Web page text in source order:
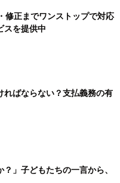
修正までワンストップで対応
スを提供中
ればならない？支払義務の有
」子どもたちの一言から、